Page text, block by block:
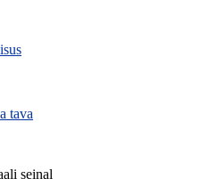
tava